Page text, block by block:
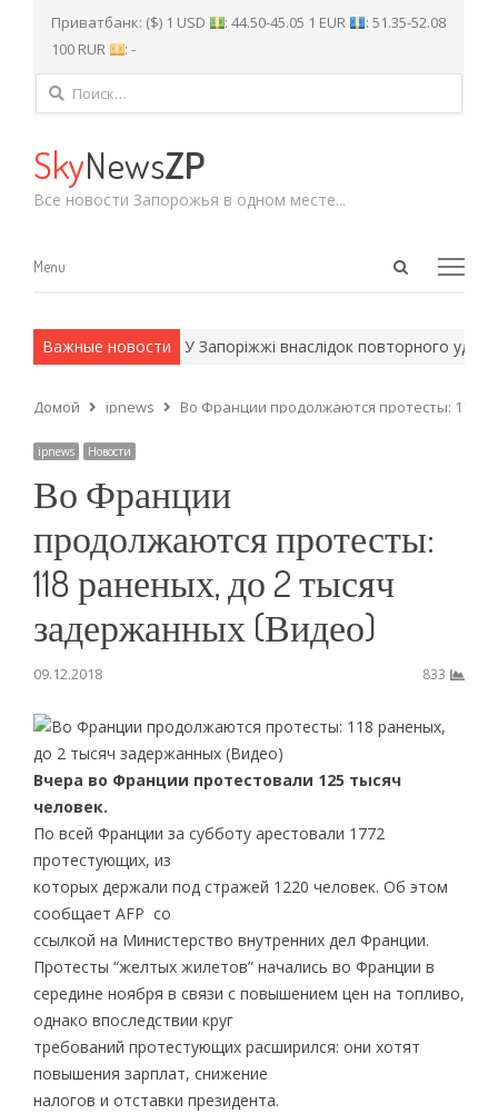
Приватбанк: ($) 1 USD : 44.50-45.05 1 EUR
: 51.35-52.08
100 RUR
: -
Найти:
SkyNewsZP
Все новости Запорожья в одном месте...
Open
Menu
Menu
Важные новости
методы. У Запоріжжі внаслідок повторного удару
Домой ipnews Во Франции продолжаются протесты: 118
ipnews Новости
Во Франции
продолжаются протесты:
118 раненых, до 2 тысяч
задержанных (Видео)
09.12.2018 833
Вчера во Франции протестовали 125 тысяч
человек.
По всей Франции за субботу арестовали 1772
протестующих, из
которых держали под стражей 1220 человек. Об этом
сообщает AFP со
ссылкой на Министерство внутренних дел Франции.
Протесты “желтых жилетов” начались во Франции в
середине ноября в связи с повышением цен на топливо,
однако впоследствии круг
требований протестующих расширился: они хотят
повышения зарплат, снижение
налогов и отставки президента.